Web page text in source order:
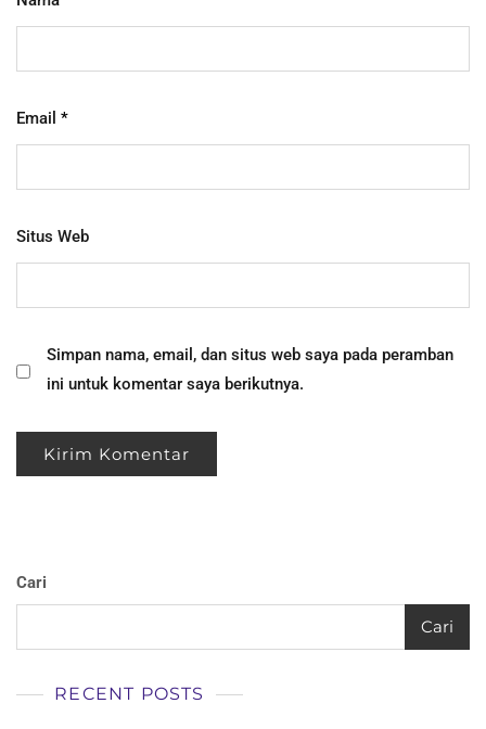
Email *
Situs Web
Simpan nama, email, dan situs web saya pada peramban
ini untuk komentar saya berikutnya.
Cari
Cari
RECENT POSTS